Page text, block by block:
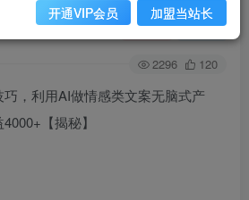
关注 私信
2296 120
，利用AI做情感类文案无脑式产
【揭秘】
开通VIP会员 加盟当站长